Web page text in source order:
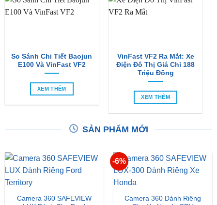
So Sánh Chi Tiết Baojun
E100 Và VinFast VF2
XEM THÊM
VinFast VF2 Ra Mắt: Xe
Điện Đô Thị Giá Chỉ 188
Triệu Đồng
XEM THÊM
SẢN PHẨM MỚI
Camera 360 SAFEVIEW
-6%
Camera 360 Dành Riêng